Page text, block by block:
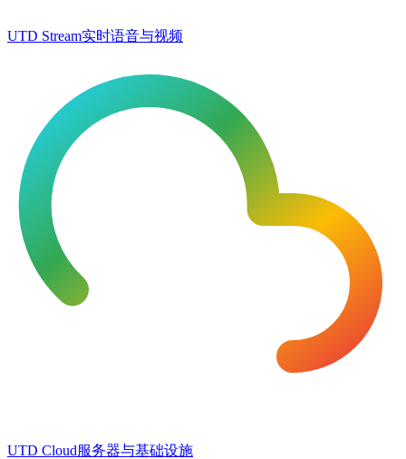
UTD Stream实时语音与视频
UTD Cloud服务器与基础设施